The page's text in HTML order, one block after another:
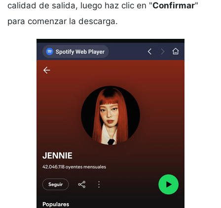
calidad de salida, luego haz clic en "Confirmar"
para comenzar la descarga.